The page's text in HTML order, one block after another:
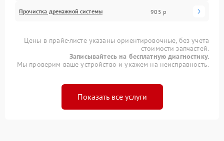
Прочистка дренажной системы 905 р
Цены в прайс-листе указаны ориентировочные, без учета
стоимости запчастей.
Записывайтесь на бесплатную диагностику.
Мы проверим ваше устройство и укажем на неисправность.
Показать все услуги